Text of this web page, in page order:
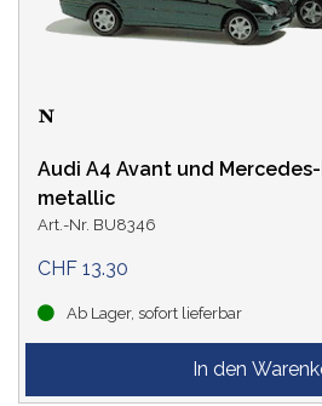
Audi A4 Avant und
metallic
Art.-Nr. BU8346
CHF 13.30
Ab Lager, sofort lieferbar